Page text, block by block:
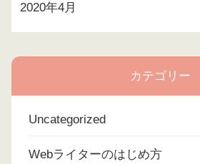
2020年4月
カテゴリー
Uncategorized
Webライターのはじめ方